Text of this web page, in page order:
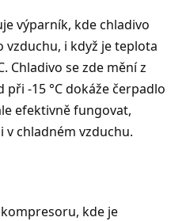
výparník, kde chladivo
i když je teplota
Chladivo se zde mění z
při -15 °C dokáže čerpadlo
efektivně fungovat,
i v chladném vzduchu.
kde je